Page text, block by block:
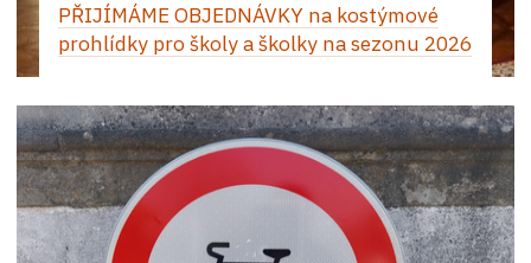
PŘIJÍMÁME OBJEDNÁVKY na kostýmové
prohlídky pro školy a školky na sezonu 2026